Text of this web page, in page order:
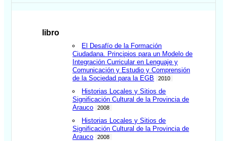
libro
El Desafío de la Formación
Ciudadana. Principios para un Modelo de
Integración Curricular en Lenguaje y
Comunicación y Estudio y Comprensión
de la Sociedad para la EGB
2010
Historias Locales y Sitios de
Significación Cultural de la Provincia de
Arauco
2008
Historias Locales y Sitios de
Significación Cultural de la Provincia de
Arauco
2008